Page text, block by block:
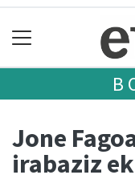
Jone
irabaziz